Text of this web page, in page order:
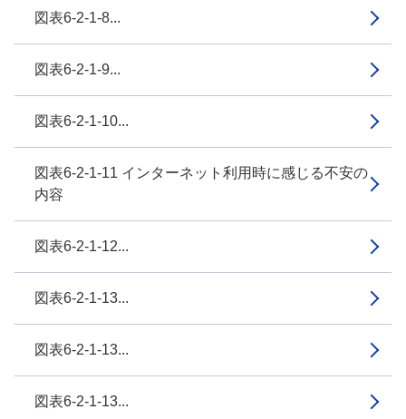
図表6-2-1-8...
図表6-2-1-9...
図表6-2-1-10...
図表6-2-1-11 インターネット利用時に感じる不安の
内容
図表6-2-1-12...
図表6-2-1-13...
図表6-2-1-13...
図表6-2-1-13...